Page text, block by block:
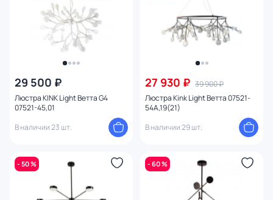
29 500 ₽
Люстра KINK Light Ветта G4
07521-45,01
В наличии 23 шт.
27 930 ₽ 39 900 ₽
Люстра Kink Light Ветта 07521-
54A,19(21)
В наличии 29 шт.
- 50 % - 60 %